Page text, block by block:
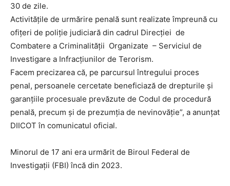
30 de zile.
Activitățile de urmărire penală sunt realizate împreună cu
ofițeri de poliție judiciară din cadrul Direcției de
Combatere a Criminalității Organizate – Serviciul de
Investigare a Infracțiunilor de Terorism.
Facem precizarea că, pe parcursul întregului proces
penal, persoanele cercetate beneficiază de drepturile și
garanțiile procesuale prevăzute de Codul de procedură
penală, precum și de prezumția de nevinovăție”, a anunțat
DIICOT în comunicatul oficial.
Minorul de 17 ani era urmărit de Biroul Federal de
Investigații (FBI) încă din 2023.